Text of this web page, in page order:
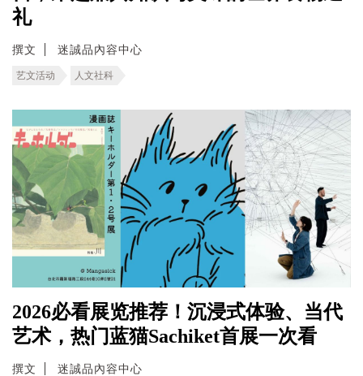
礼
撰文 迷誠品內容中心
艺文活动 人文社科
2026必看展览推荐！沉浸式体验、当代
艺术，热门蓝猫Sachiket首展一次看
撰文 迷誠品內容中心